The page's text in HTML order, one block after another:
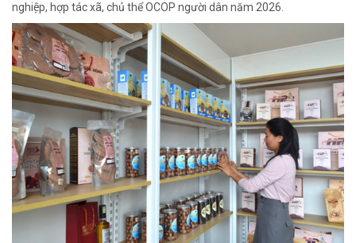
nghiệp, hợp tác xã, chủ thể OCOP người dân năm 2026.